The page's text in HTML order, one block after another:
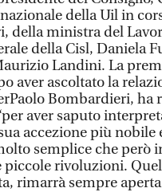
della Uil in
della ministra del
della Cisl, Daniela
Landini. La
aver ascoltato la
Bombardieri, ha
aver saputo
accezione più nobile
semplice che però
rivoluzioni. Quel
rimarrà sempre